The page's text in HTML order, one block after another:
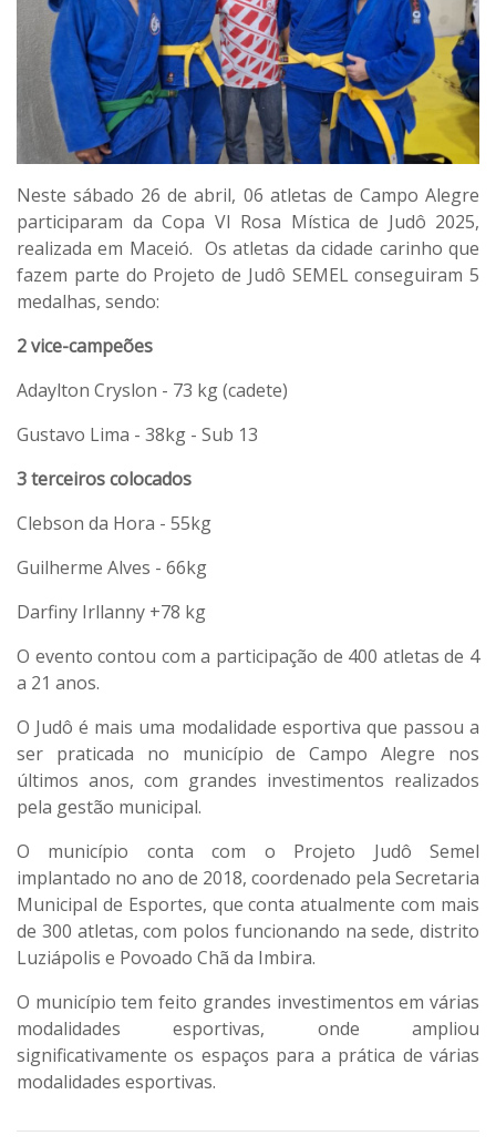
Neste sábado 26 de abril, 06 atletas de Campo Alegre
participaram da Copa VI Rosa Mística de Judô 2025,
realizada em Maceió. Os atletas da cidade carinho que
fazem parte do Projeto de Judô SEMEL conseguiram 5
medalhas, sendo:
2 vice-campeões
Adaylton Cryslon - 73 kg (cadete)
Gustavo Lima - 38kg - Sub 13
3 terceiros colocados
Clebson da Hora - 55kg
Guilherme Alves - 66kg
Darfiny Irllanny +78 kg
O evento contou com a participação de 400 atletas de 4
a 21 anos.
O Judô é mais uma modalidade esportiva que passou a
ser praticada no município de Campo Alegre nos
últimos anos, com grandes investimentos realizados
pela gestão municipal.
O município conta com o Projeto Judô Semel
implantado no ano de 2018, coordenado pela Secretaria
Municipal de Esportes, que conta atualmente com mais
de 300 atletas, com polos funcionando na sede, distrito
Luziápolis e Povoado Chã da Imbira.
O município tem feito grandes investimentos em várias
modalidades esportivas, onde ampliou
significativamente os espaços para a prática de várias
modalidades esportivas.